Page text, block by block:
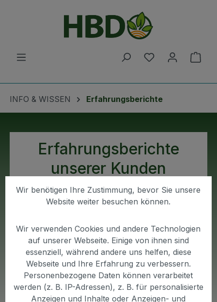
Du hast 0
INFO & WISSEN Erfahrungsberichte
Erfahrungsberichte
unserer Kunden
Sie können sich hier das
Kunden durchlesen. Klicken
Sie dazu auf den für Sie
interessanten
Erfahrungsbericht.
Wir benötigen Ihre Zustimmung, bevor Sie unsere
Website weiter besuchen können.
Wir verwenden Cookies und andere Technologien
auf unserer Webseite. Einige von ihnen sind
essenziell, während andere uns helfen, diese
Webseite und Ihre Erfahrung zu verbessern.
Personenbezogene Daten können verarbeitet
werden (z. B. IP-Adressen), z. B. für personalisierte
Anzeigen und Inhalte oder Anzeigen- und